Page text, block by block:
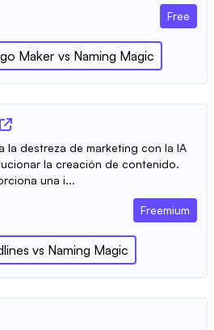
Free
Maker vs Naming Magic
la destreza de marketing con la IA
la creación de contenido.
una i...
Freemium
vs Naming Magic